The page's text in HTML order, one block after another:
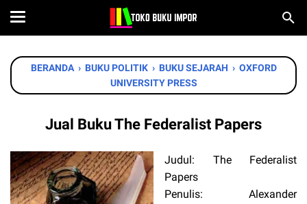
BERANDA › BUKU POLITIK › BUKU SEJARAH › OXFORD
UNIVERSITY PRESS
Jual Buku The Federalist Papers
Judul: The Federalist
Papers
Penulis: Alexander